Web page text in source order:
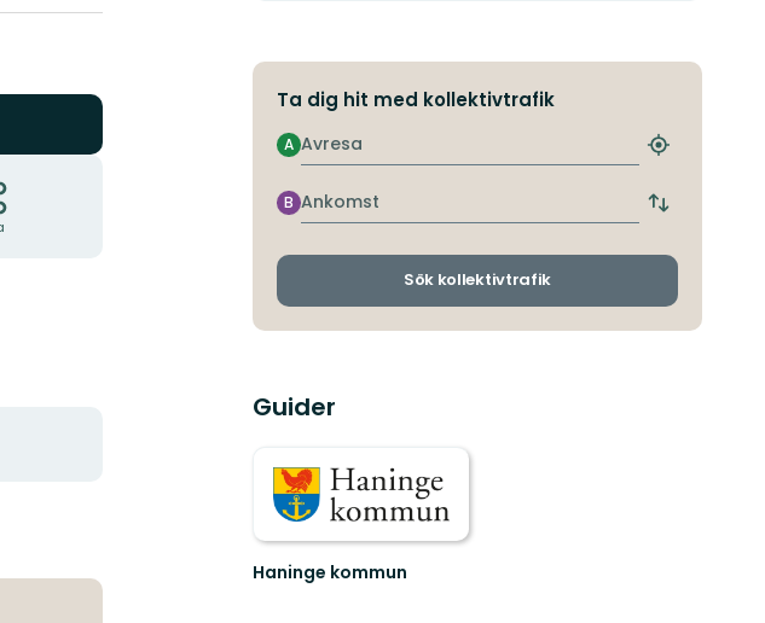
Ta dig hit med kollektivtrafik
Avresa
A
Hitta
hållplats
Ankomst
B
Byt
och
Sök kollektivtrafik
Guider
Haninge kommun